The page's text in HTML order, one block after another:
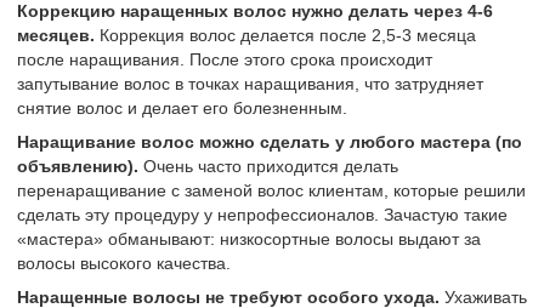
Коррекцию наращенных волос нужно делать через 4-6
месяцев. Коррекция волос делается после 2,5-3 месяца
после наращивания. После этого срока происходит
запутывание волос в точках наращивания, что затрудняет
снятие волос и делает его болезненным.
Наращивание волос можно сделать у любого мастера (по
объявлению). Очень часто приходится делать
перенаращивание с заменой волос клиентам, которые решили
сделать эту процедуру у непрофессионалов. Зачастую такие
«мастера» обманывают: низкосортные волосы выдают за
волосы высокого качества.
Наращенные волосы не требуют особого ухода. Ухаживать